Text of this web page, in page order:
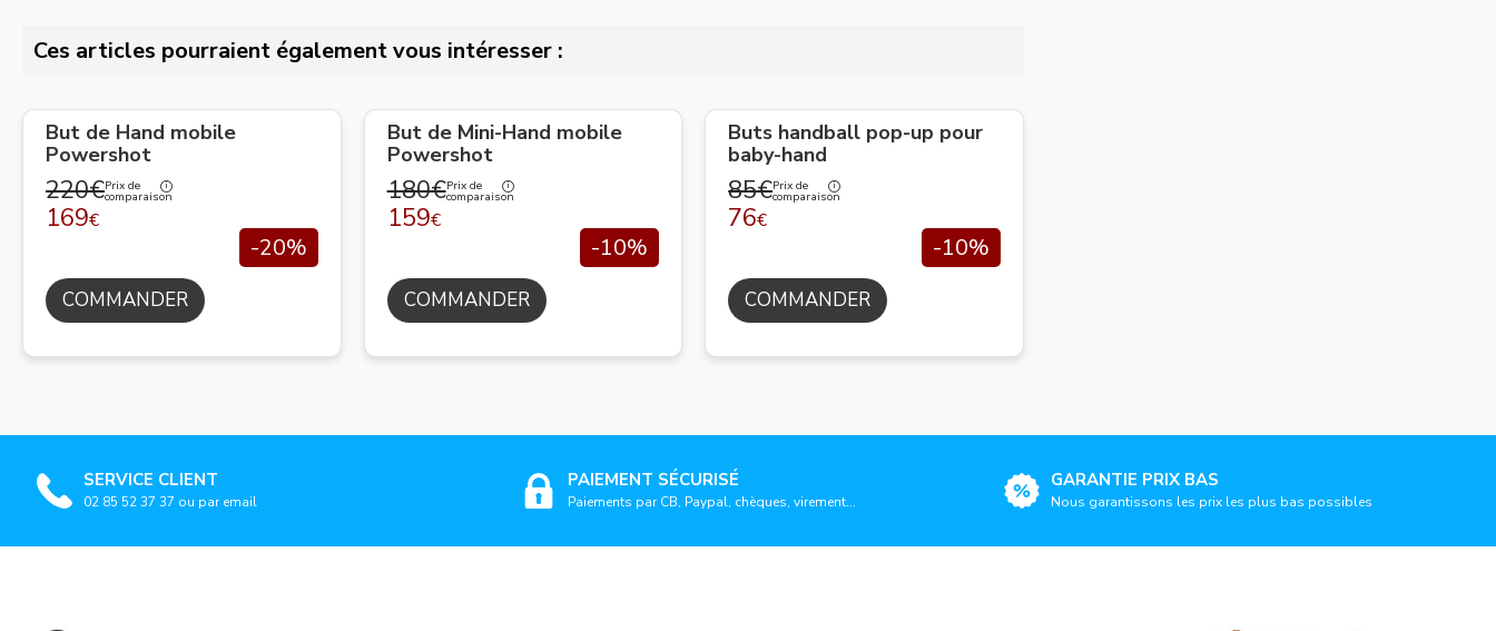
Ces articles pourraient également vous intéresser :
But de Hand mobile
Powershot
220€Prix de
comparaison
169€
-20%
COMMANDER
But de Mini-Hand mobile
Powershot
180€Prix de
comparaison
159€
-10%
COMMANDER
Buts handball pop-up pour
baby-hand
85€Prix de
comparaison
76€
-10%
COMMANDER
SERVICE CLIENT
02 85 52 37 37 ou par email
PAIEMENT SÉCURISÉ
Paiements par CB, Paypal, chèques, virement...
GARANTIE PRIX BAS
Nous garantissons les prix les plus bas possibles